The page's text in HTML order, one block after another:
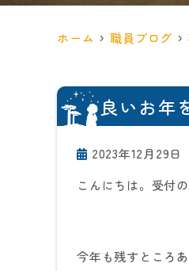
ホーム 職員ブログ
良いお年
2023年12月29日
こんにちは。受付の
今年も残すところ